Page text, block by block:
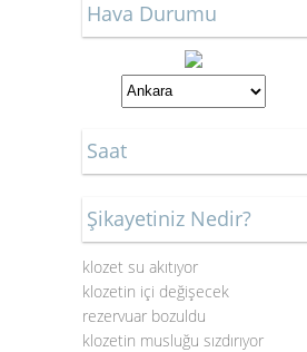
Hava Durumu
Saat
Şikayetiniz Nedir?
klozet su akıtıyor
klozetin içi değişecek
rezervuar bozuldu
klozetin musluğu sızdırıyor